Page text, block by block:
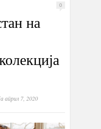
0
на
април 7, 2020